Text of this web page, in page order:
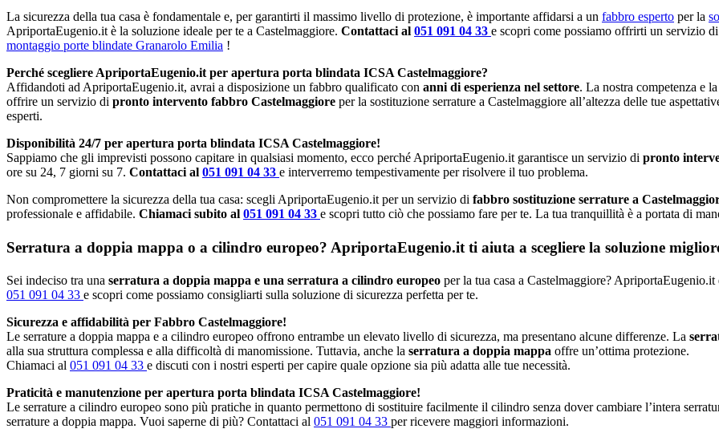
La sicurezza della tua casa è fondamentale e, per garantirti il massimo livello di protezione, è importante affidarsi a un fabbro esperto per la
ApriportaEugenio.it è la soluzione ideale per te a Castelmaggiore. Contattaci al 051 091 04 33 e scopri come possiamo offrirti un servizio
montaggio porte blindate Granarolo Emilia !
Perché scegliere ApriportaEugenio.it per apertura porta blindata ICSA Castelmaggiore?
Affidandoti ad ApriportaEugenio.it, avrai a disposizione un fabbro qualificato con anni di esperienza nel settore. La nostra competenza e
offrire un servizio di pronto intervento fabbro Castelmaggiore per la sostituzione serrature a Castelmaggiore all’altezza delle tue
esperti.
Disponibilità 24/7 per apertura porta blindata ICSA Castelmaggiore!
Sappiamo che gli imprevisti possono capitare in qualsiasi momento, ecco perché ApriportaEugenio.it garantisce un servizio di pronto
ore su 24, 7 giorni su 7. Contattaci al 051 091 04 33 e interverremo tempestivamente per risolvere il tuo problema.
Non compromettere la sicurezza della tua casa: scegli ApriportaEugenio.it per un servizio di fabbro sostituzione serrature a
professionale e affidabile. Chiamaci subito al 051 091 04 33 e scopri tutto ciò che possiamo fare per te. La tua tranquillità è a portata di
Serratura a doppia mappa o a cilindro europeo? ApriportaEugenio.it ti aiuta a scegliere la soluzione
Sei indeciso tra una serratura a doppia mappa e una serratura a cilindro europeo per la tua casa a Castelmaggiore?
051 091 04 33 e scopri come possiamo consigliarti sulla soluzione di sicurezza perfetta per te.
Sicurezza e affidabilità per Fabbro Castelmaggiore!
Le serrature a doppia mappa e a cilindro europeo offrono entrambe un elevato livello di sicurezza, ma presentano alcune differenze. La
alla sua struttura complessa e alla difficoltà di manomissione. Tuttavia, anche la serratura a doppia mappa offre un’ottima protezione.
Chiamaci al 051 091 04 33 e discuti con i nostri esperti per capire quale opzione sia più adatta alle tue necessità.
Praticità e manutenzione per apertura porta blindata ICSA Castelmaggiore!
Le serrature a cilindro europeo sono più pratiche in quanto permettono di sostituire facilmente il cilindro senza dover cambiare l’intera
serrature a doppia mappa. Vuoi saperne di più? Contattaci al 051 091 04 33 per ricevere maggiori informazioni.